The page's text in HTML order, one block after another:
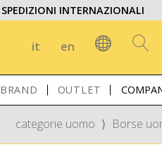
SPEDIZIONI INTERNAZIONALI
it en
BRAND OUTLET
categorie uomo ⟩ Borse